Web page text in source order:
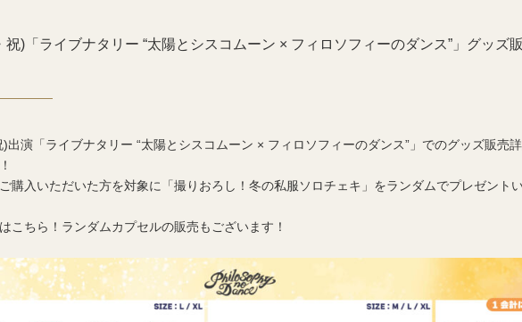
)「ライブナタリー “太陽とシスコムーン × フィロソフィーのダンス”」グッズ
出演「ライブナタリー “太陽とシスコムーン × フィロソフィーのダンス”」でのグッズ販売
購入いただいた方を対象に「撮りおろし！冬の私服ソロチェキ」をランダムでプレゼント
こちら！ランダムカプセルの販売もございます！